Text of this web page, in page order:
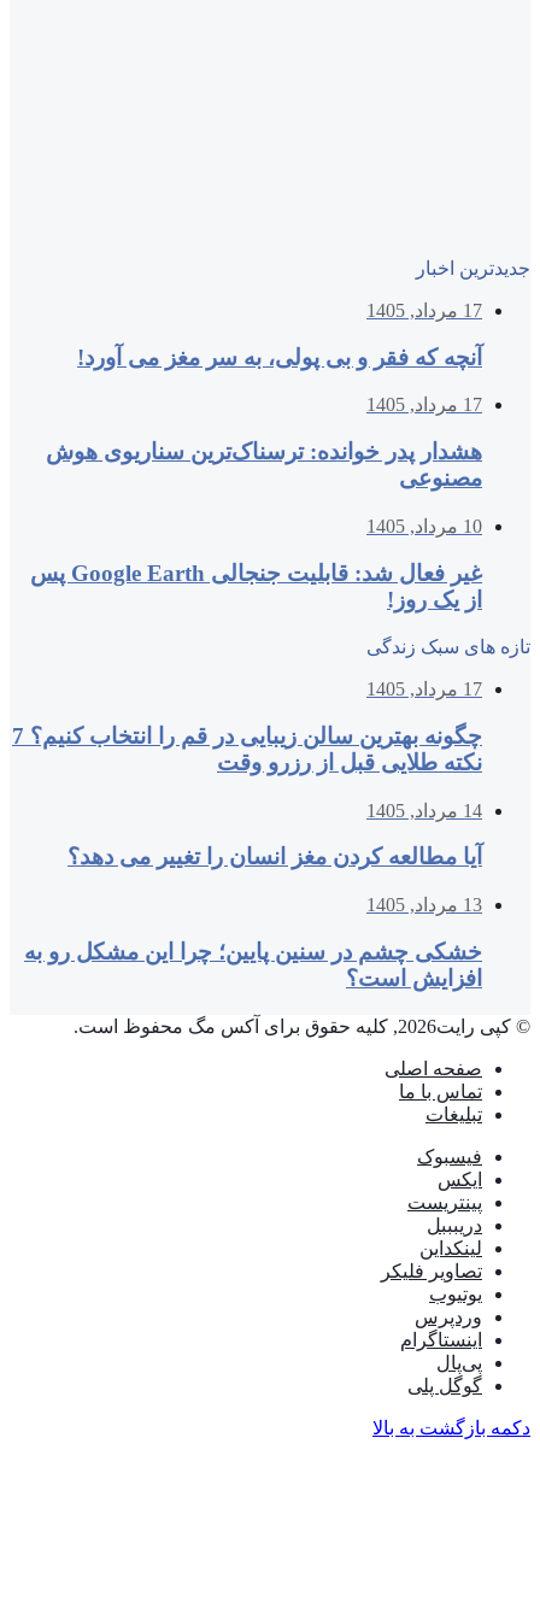
جدیدترین اخبار
17 مرداد, 1405
آنچه که فقر و بی‌ پولی، به سر مغز می‌ آورد!
17 مرداد, 1405
هشدار پدر خوانده: ترسناک‌ترین سناریوی هوش
مصنوعی
10 مرداد, 1405
غیر فعال شد: قابلیت جنجالی Google Earth پس
از یک روز!
تازه های سبک زندگی
17 مرداد, 1405
چگونه بهترین سالن زیبایی در قم را انتخاب کنیم؟ 7
نکته طلایی قبل از رزرو وقت
14 مرداد, 1405
آیا مطالعه کردن مغز انسان را تغییر می‌ دهد؟
13 مرداد, 1405
خشکی چشم در سنین پایین؛ چرا این مشکل رو به
افزایش است؟
© کپی رایت2026, کلیه حقوق برای آکس مگ محفوظ است.
صفحه اصلی
تماس با ما
تبلیغات
فیسبوک
ایکس
پینتریست
دریبببل
لینکداین
تصاویر فلیکر
یوتیوب
وردپرس
اینستاگرام
پی‌پال
گوگل پلی
دکمه بازگشت به بالا